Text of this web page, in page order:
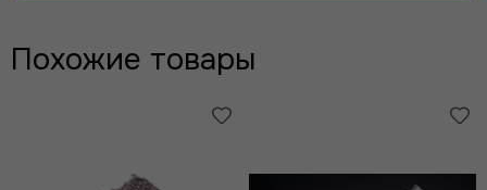
Похожие товары